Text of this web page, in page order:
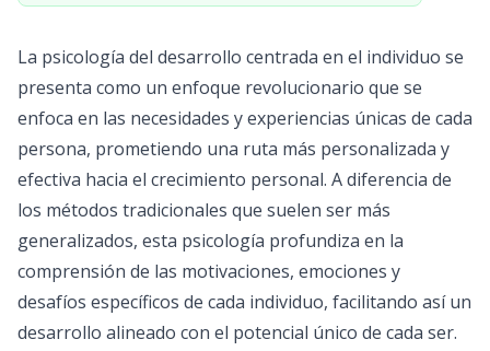
La psicología del desarrollo centrada en el individuo se
presenta como un enfoque revolucionario que se
enfoca en las necesidades y experiencias únicas de cada
persona, prometiendo una ruta más personalizada y
efectiva hacia el crecimiento personal. A diferencia de
los métodos tradicionales que suelen ser más
generalizados, esta psicología profundiza en la
comprensión de las motivaciones, emociones y
desafíos específicos de cada individuo, facilitando así un
desarrollo alineado con el potencial único de cada ser.